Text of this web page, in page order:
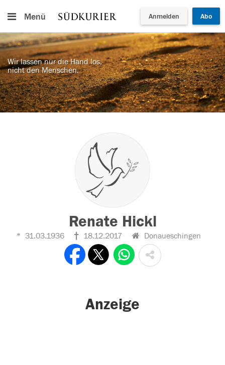
Menü Anmelden Abo
Wir lassen nur die Hand los,
nicht den Menschen.
Renate Hickl
31.03.1936 18.12.2017 Donaueschingen
Anzeige